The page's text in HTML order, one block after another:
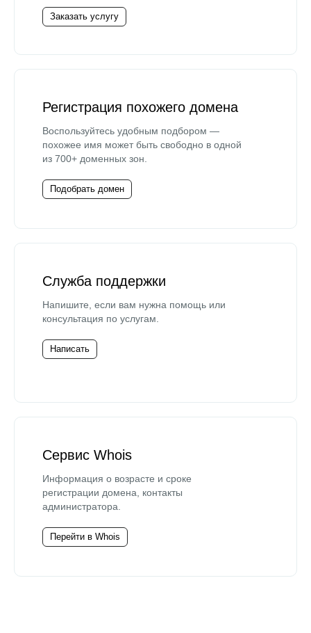
Заказать услугу
Регистрация похожего домена
Воспользуйтесь удобным подбором —
похожее имя может быть свободно в одной
из 700+ доменных зон.
Подобрать домен
Служба поддержки
Напишите, если вам нужна помощь или
консультация по услугам.
Написать
Сервис Whois
Информация о возрасте и сроке
регистрации домена, контакты
администратора.
Перейти в Whois